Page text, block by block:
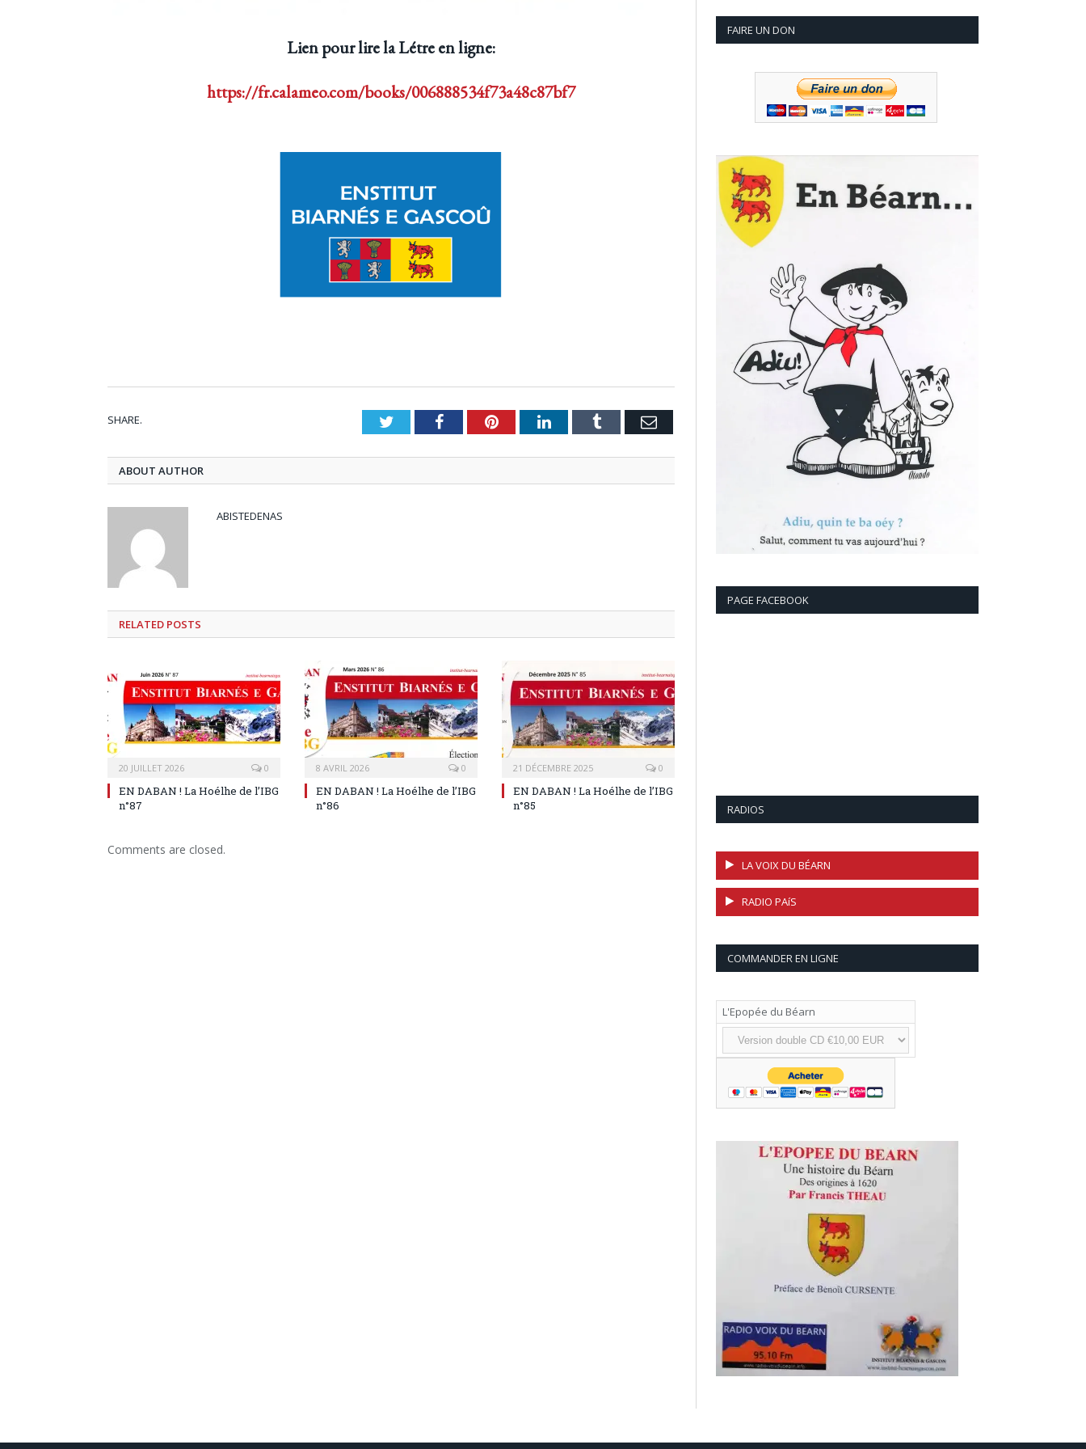
Lien pour lire la Létre en ligne:
https://fr.calameo.com/books/006888534f73a48c87bf7
SHARE. TwitterFacebookPinterestLinkedInTumblr Email
ABOUT AUTHOR
ABISTEDENAS
RELATED POSTS
20 JUILLET 2026 0
EN DABAN ! La Hoélhe de l’IBG
n°87
8 AVRIL 2026 0
EN DABAN ! La Hoélhe de l’IBG
n°86
21 DÉCEMBRE 2025 0
EN DABAN ! La Hoélhe de l’IBG
n°85
Comments are closed.
FAIRE UN DON
PAGE FACEBOOK
RADIOS
LA VOIX DU BÉARN
RADIO PAíS
COMMANDER EN LIGNE
L'Epopée du Béarn